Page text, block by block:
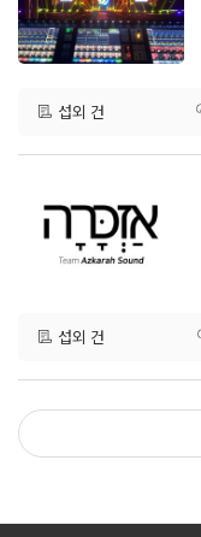
섭외 건
섭외 건